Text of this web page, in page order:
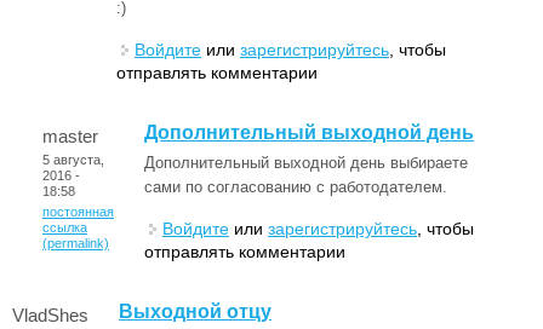
:)
Войдите или зарегистрируйтесь , чтобы
отправлять комментарии
master
5 августа,
2016 -
18:58
постоянная
ссылка
(permalink)
Дополнительный выходной день
Дополнительный выходной день выбираете
сами по согласованию с работодателем.
Войдите или зарегистрируйтесь , чтобы
отправлять комментарии
VladShes Выходной отцу